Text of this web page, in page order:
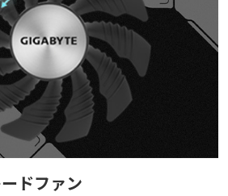
ドファン